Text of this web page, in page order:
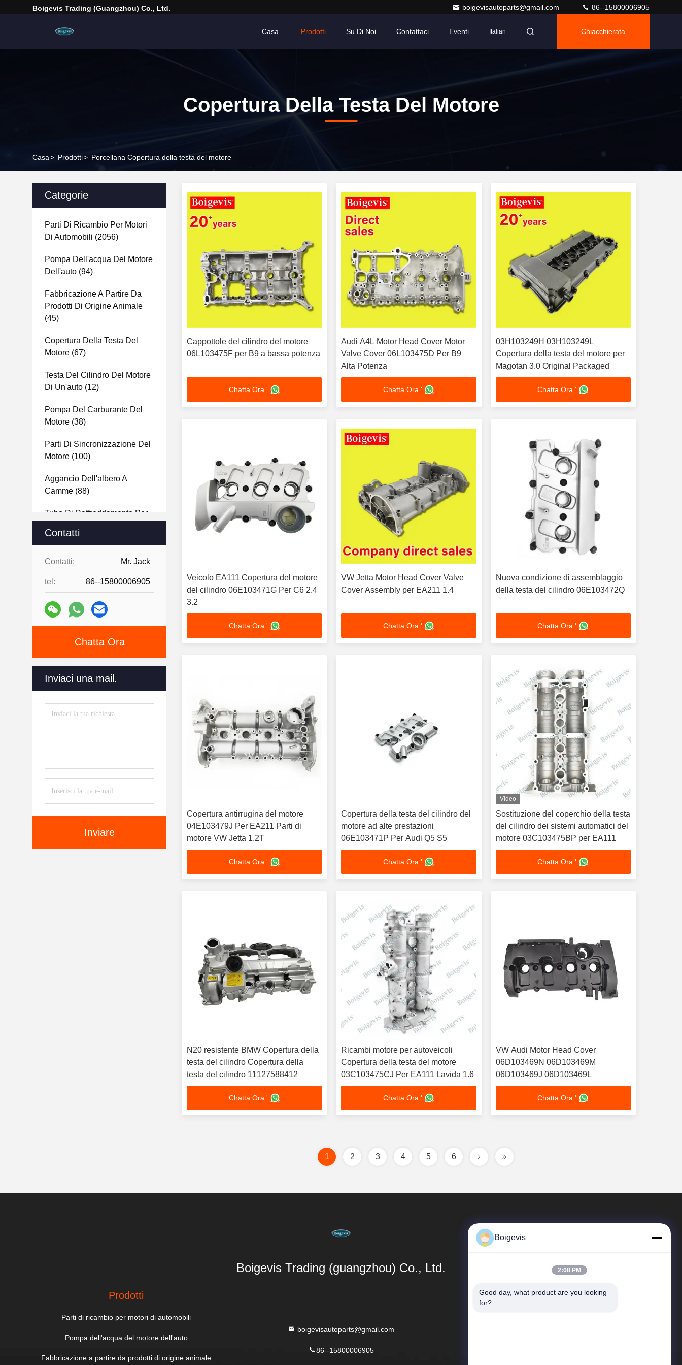
Boigevis Trading (guangzhou) Co., Ltd. boigevisautoparts@gmail.com 86--15800006905
Casa. Prodotti Su Di Noi Contattaci Eventi Italian Chiacchierata
Copertura Della Testa Del Motore
Casa> Prodotti> Porcellana Copertura della testa del motore
Categorie
Parti Di Ricambio Per Motori
Di Automobili (2056)
Pompa Dell'acqua Del Motore
Dell'auto (94)
Fabbricazione A Partire Da
Prodotti Di Origine Animale
(45)
Copertura Della Testa Del
Motore (67)
Testa Del Cilindro Del Motore
Di Un'auto (12)
Pompa Del Carburante Del
Motore (38)
Parti Di Sincronizzazione Del
Motore (100)
Aggancio Dell'albero A
Camme (88)
Tubo Di Raffreddamento Per
Coppa Dell'olio Motore(13)
Dell'auto
(54)
Corredo Della Guarnizione
Del Motore
(38)
Parti Di Pistoni Per Motori
Refrigerante
Contatti
Contatti: Mr. Jack
tel: 86--15800006905
Chatta Ora
Inviaci una mail.
Inviare
Cappottole del cilindro del motore
06L103475F per B9 a bassa potenza
Chatta Ora '
Audi A4L Motor Head Cover Motor
Valve Cover 06L103475D Per B9
Alta Potenza
Chatta Ora '
03H103249H 03H103249L
Copertura della testa del motore per
Magotan 3.0 Original Packaged
Chatta Ora '
Veicolo EA111 Copertura del motore
del cilindro 06E103471G Per C6 2.4
3.2
Chatta Ora '
VW Jetta Motor Head Cover Valve
Cover Assembly per EA211 1.4
Chatta Ora '
Nuova condizione di assemblaggio
della testa del cilindro 06E103472Q
Chatta Ora '
Copertura antirrugina del motore
04E103479J Per EA211 Parti di
motore VW Jetta 1.2T
Chatta Ora '
Copertura della testa del cilindro del
motore ad alte prestazioni
06E103471P Per Audi Q5 S5
Chatta Ora '
Video
Sostituzione del coperchio della testa
del cilindro dei sistemi automatici del
motore 03C103475BP per EA111
Chatta Ora '
N20 resistente BMW Copertura della
testa del cilindro Copertura della
testa del cilindro 11127588412
Chatta Ora '
Ricambi motore per autoveicoli
Copertura della testa del motore
03C103475CJ Per EA111 Lavida 1.6
Chatta Ora '
VW Audi Motor Head Cover
06D103469N 06D103469M
06D103469J 06D103469L
Chatta Ora '
1 2 3 4 5 6
Boigevis Trading (guangzhou) Co., Ltd.
Prodotti
Parti di ricambio per motori di automobili
Pompa dell'acqua del motore dell'auto
Fabbricazione a partire da prodotti di origine animale
boigevisautoparts@gmail.com
86--15800006905
Link Veloci
Boigevis
2:08 PM
Good day, what product are you looking
for?